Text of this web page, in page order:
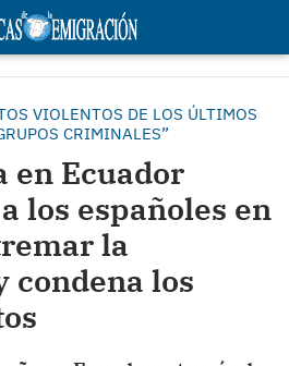
VIOLENTOS DE LOS ÚLTIMOS
CRIMINALES”
en Ecuador
los españoles en
la
condena los